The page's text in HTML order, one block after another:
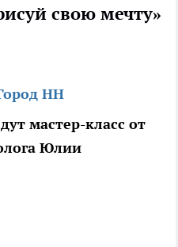
свою мечту»
НН
мастер-класс от
Юлии